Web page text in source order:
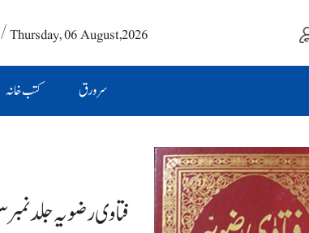
/ Thursday, 06 August,2026
سرورق کتب خانہ
فتاوی رضویہ جلد نمبر ۳